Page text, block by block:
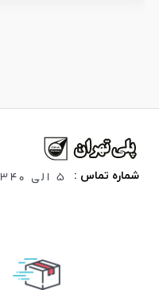
شماره تماس : 5 الی 02165469340